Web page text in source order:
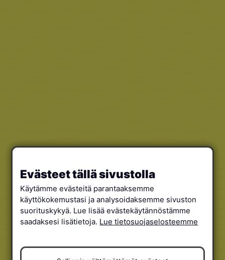
Evästeet tällä sivustolla
Käytämme evästeitä parantaaksemme
käyttökokemustasi ja analysoidaksemme sivuston
suorituskykyä. Lue lisää evästekäytännöstämme
saadaksesi lisätietoja. Lue tietosuojaselosteemme